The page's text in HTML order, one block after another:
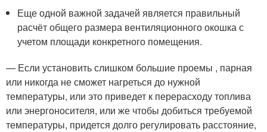
Еще одной важной задачей является правильный
расчёт общего размера вентиляционного окошка с
учетом площади конкретного помещения.
— Если установить слишком большие проемы , парная
или никогда не сможет нагреться до нужной
температуры, или это приведет к перерасходу топлива
или энергоносителя, или же чтобы добиться требуемой
температуры, придется долго регулировать расстояние,